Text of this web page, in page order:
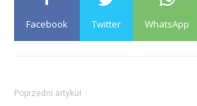
Facebook Twitter WhatsApp
Poprzedni artykuł